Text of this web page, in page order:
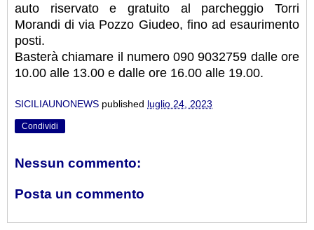
auto riservato e gratuito al parcheggio Torri
Morandi di via Pozzo Giudeo, fino ad esaurimento
posti.
Basterà chiamare il numero 090 9032759 dalle ore
10.00 alle 13.00 e dalle ore 16.00 alle 19.00.
SICILIAUNONEWS published luglio 24, 2023
Condividi
Nessun commento:
Posta un commento